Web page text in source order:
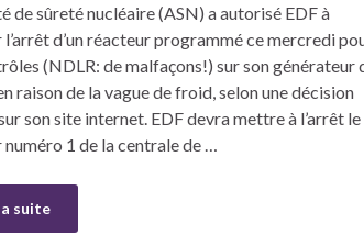
de sûreté nucléaire (ASN) a autorisé EDF à
d’un réacteur programmé ce mercredi
(NDLR: de malfaçons!) sur son générateur
raison de la vague de froid, selon une décision
son site internet. EDF devra mettre à l’arrêt le
1 de la centrale de …
suite